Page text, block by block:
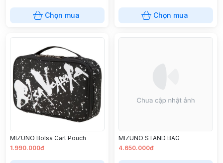
Chọn mua Chọn mua
MIZUNO Bolsa Cart Pouch
1.990.000đ
MIZUNO STAND BAG
4.650.000đ